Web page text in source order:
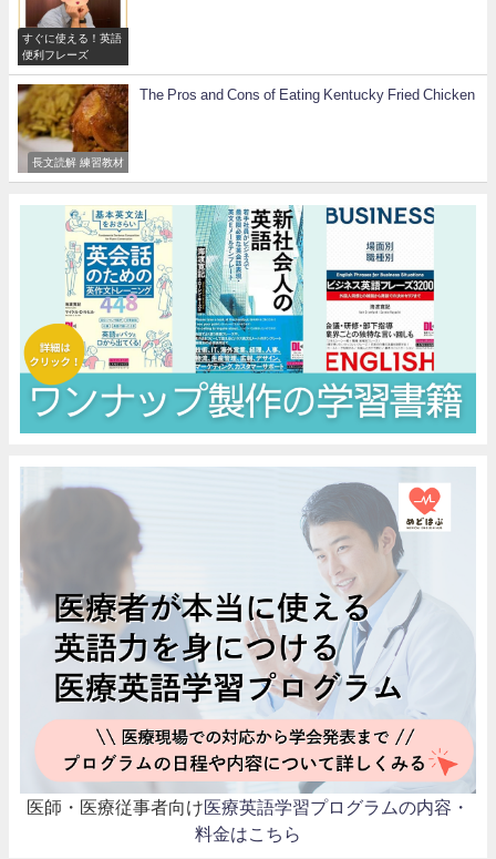
すぐに使える！英語
便利フレーズ
長文読解 練習教材
The Pros and Cons of Eating Kentucky Fried Chicken
医師・医療従事者向け医療英語学習プログラムの内容・
料金はこちら